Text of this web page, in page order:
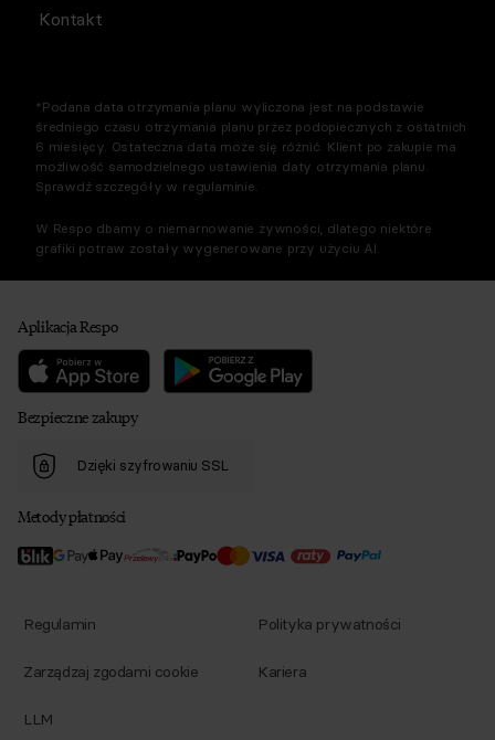
Kontakt
*Podana data otrzymania planu wyliczona jest na podstawie
średniego czasu otrzymania planu przez podopiecznych z ostatnich
6 miesięcy. Ostateczna data może się różnić. Klient po zakupie ma
możliwość samodzielnego ustawienia daty otrzymania planu.
Sprawdź szczegóły w regulaminie.
W Respo dbamy o niemarnowanie żywności, dlatego niektóre
grafiki potraw zostały wygenerowane przy użyciu AI.
Aplikacja Respo
Bezpieczne zakupy
Dzięki szyfrowaniu SSL
Metody płatności
Regulamin Polityka prywatności
Zarządzaj zgodami cookie Kariera
LLM